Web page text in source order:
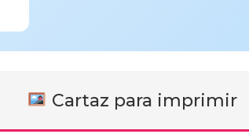
Cartaz para imprimir